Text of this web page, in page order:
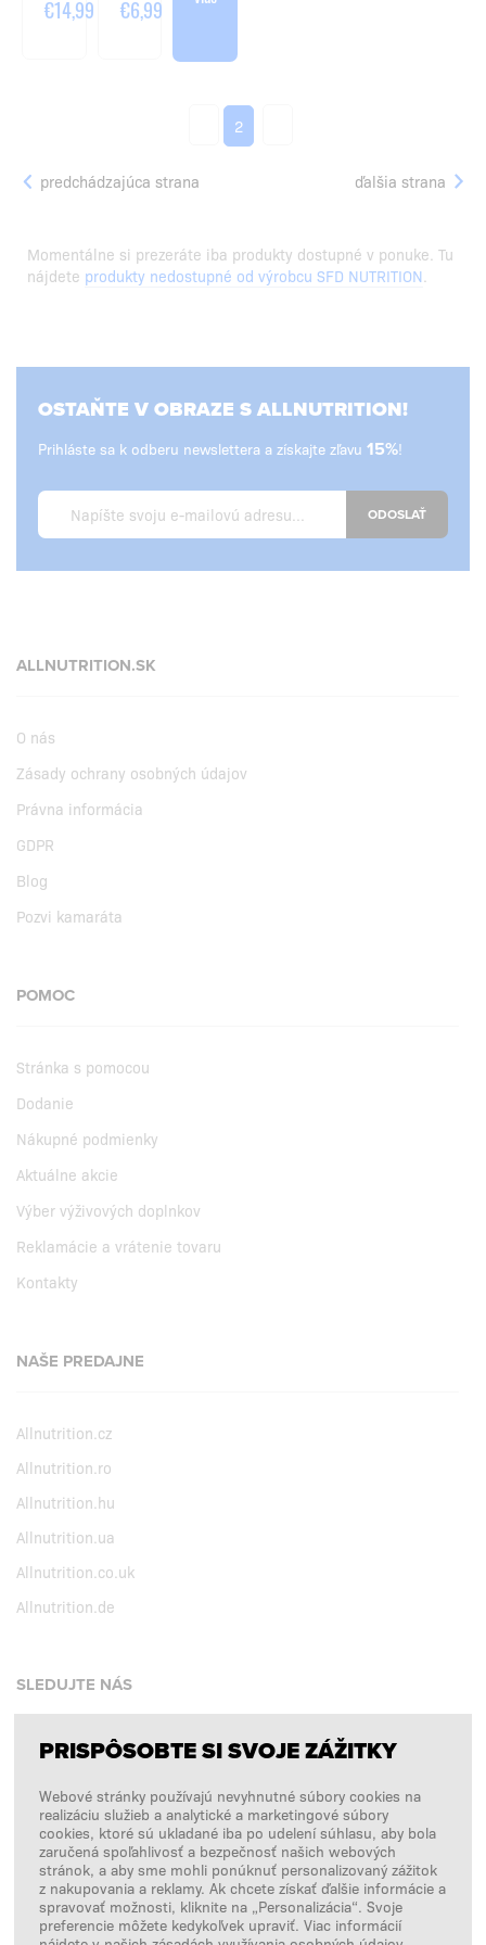
€14,99 €6,99
predchádzajúca strana
2
ďalšia strana
Momentálne si prezeráte iba produkty dostupné v ponuke. Tu
nájdete produkty nedostupné od výrobcu SFD NUTRITION
OSTAŇTE V OBRAZE S ALLNUTRITION!
Prihláste sa k odberu newslettera a získajte zľavu 15%!
ODOSLAŤ
ALLNUTRITION.SK
O nás
Zásady ochrany osobných údajov
Právna informácia
GDPR
Blog
Pozvi kamaráta
POMOC
Stránka s pomocou
Dodanie
Nákupné podmienky
Aktuálne akcie
Výber výživových doplnkov
Reklamácie a vrátenie tovaru
Kontakty
NAŠE PREDAJNE
Allnutrition.cz
Allnutrition.ro
Allnutrition.hu
Allnutrition.ua
Allnutrition.co.uk
Allnutrition.de
SLEDUJTE NÁS
Facebook
Instagram
Copyright © 2026 SFD S. A.
PLATBY SPRACÚVA
PRISPÔSOBTE SI SVOJE ZÁŽITKY
Webové stránky používajú nevyhnutné súbory cookies na
realizáciu služieb a analytické a marketingové súbory
cookies, ktoré sú ukladané iba po udelení súhlasu, aby bola
zaručená spoľahlivosť a bezpečnosť našich webových
stránok, a aby sme mohli ponúknuť personalizovaný zážitok
z nakupovania a reklamy. Ak chcete získať ďalšie informácie a
spravovať možnosti, kliknite na „Personalizácia“. Svoje
preferencie môžete kedykoľvek upraviť. Viac informácií